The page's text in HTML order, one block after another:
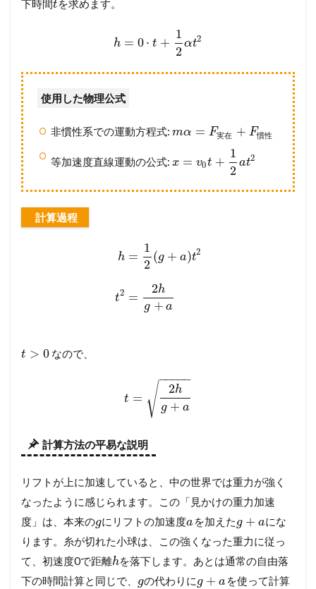
下時間tを求めます。
h = 0 ⋅ t +
1
2
αt2
使用した物理公式
非慣性系での運動方程式: mα = F実在 + F慣性
等加速度直線運動の公式: x = v0t +
1
2
at2
計算過程
h
t2
=
1
2
(g + a)t2
=
2h
g + a
t > 0 なので、
t =
2h
g + a
− −
−−−
√
計算方法の平易な説明
リフトが上に加速していると、中の世界では重力が強く
なったように感じられます。この「見かけの重力加速
度」は、本来のgにリフトの加速度a を加えたg + aにな
ります。糸が切れた小球は、この強くなった重力に従っ
て、初速度0で距離hを落下します。あとは通常の自由落
下の時間計算と同じで、 gの代わりにg + a を使って計算